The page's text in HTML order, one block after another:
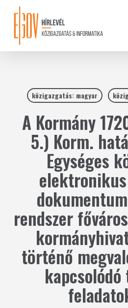
content
közigazgatás: magyar
A Kormány
5.) Korm.
Egységes
rendszer
történő
kapcsolódó